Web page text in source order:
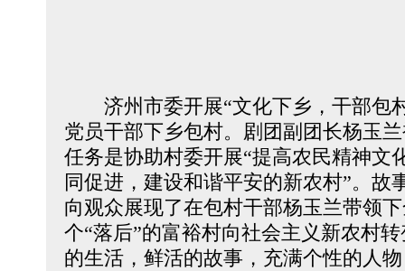
济州市委开展“文化下乡，干部包
党员干部下乡包村。剧团副团长杨玉
任务是协助村委开展“提高农民精神文
同促进，建设和谐平安的新农村”。
向观众展现了在包村干部杨玉兰带领
个“落后”的富裕村向社会主义新农村
的生活，鲜活的故事，充满个性的人